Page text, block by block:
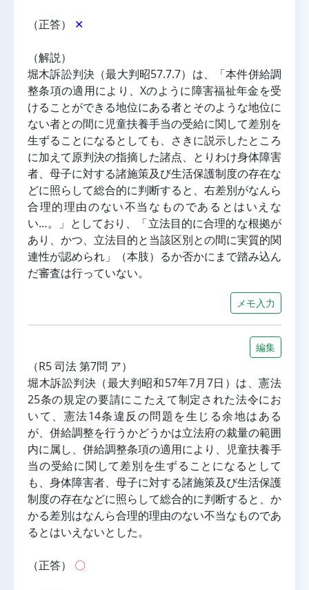
（正答） ✕
（解説）
堀木訴訟判決（最大判昭57.7.7）は、「本件併給調
整条項の適用により、Xのように障害福祉年金を受
けることができる地位にある者とそのような地位に
ない者との間に児童扶養手当の受給に関して差別を
生ずることになるとしても、さきに説示したところ
に加えて原判決の指摘した諸点、とりわけ身体障害
者、母子に対する諸施策及び生活保護制度の存在な
どに照らして総合的に判断すると、右差別がなんら
合理的理由のない不当なものであるとはいえな
い…。」としており、「立法目的に合理的な根拠が
あり、かつ、立法目的と当該区別との間に実質的関
連性が認められ」（本肢）るか否かにまで踏み込ん
だ審査は行っていない。
メモ入力
編集
（R5 司法 第7問 ア）
堀木訴訟判決（最大判昭和57年7月7日）は、憲法
25条の規定の要請にこたえて制定された法令にお
いて、憲法14条違反の問題を生じる余地はある
が、併給調整を行うかどうかは立法府の裁量の範囲
内に属し、併給調整条項の適用により、児童扶養手
当の受給に関して差別を生ずることになるとして
も、身体障害者、母子に対する諸施策及び生活保護
制度の存在などに照らして総合的に判断すると、か
かる差別はなんら合理的理由のない不当なものであ
るとはいえないとした。
（正答） 〇